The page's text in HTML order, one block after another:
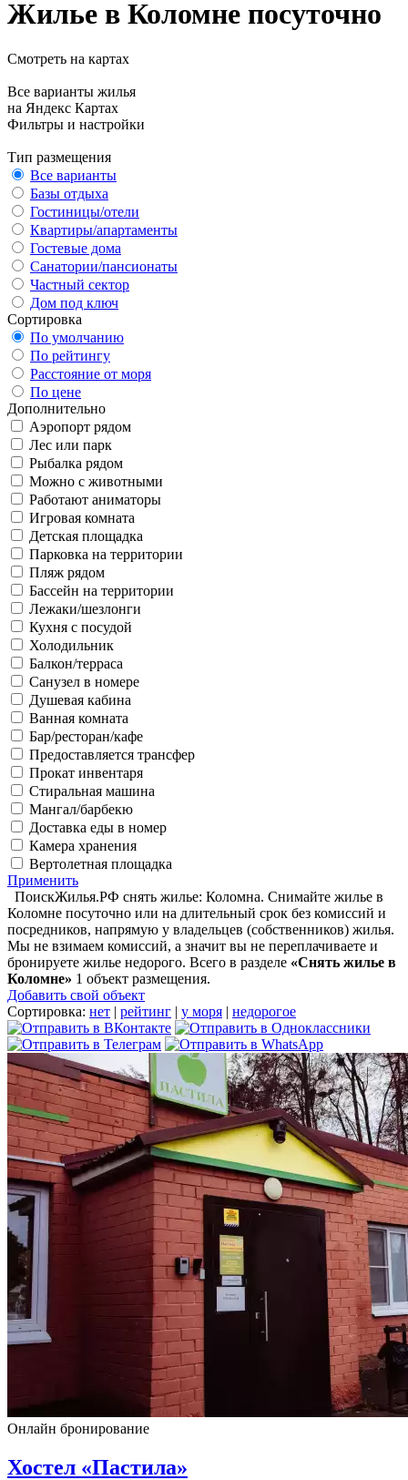
Жилье в Коломне посуточно
Смотреть на картах
Все варианты жилья
на Яндекс Картах
Фильтры и настройки
Тип размещения
Все варианты
Базы отдыха
Гостиницы/отели
Квартиры/апартаменты
Гостевые дома
Санатории/пансионаты
Частный сектор
Дом под ключ
Сортировка
По умолчанию
По рейтингу
Расстояние от моря
По цене
Дополнительно
Аэропорт рядом
Лес или парк
Рыбалка рядом
Можно с животными
Работают аниматоры
Игровая комната
Детская площадка
Парковка на территории
Пляж рядом
Бассейн на территории
Лежаки/шезлонги
Кухня с посудой
Холодильник
Балкон/терраса
Санузел в номере
Душевая кабина
Ванная комната
Бар/ресторан/кафе
Предоставляется трансфер
Прокат инвентаря
Стиральная машина
Мангал/барбекю
Доставка еды в номер
Камера хранения
Вертолетная площадка
Применить
ПоискЖилья.РФ снять жилье: Коломна. Снимайте жилье в
Коломне посуточно или на длительный срок без комиссий и
посредников, напрямую у владельцев (собственников) жилья.
Мы не взимаем комиссий, а значит вы не переплачиваете и
бронируете жилье недорого. Всего в разделе «Снять жилье в
Коломне» 1 объект размещения.
Добавить свой объект
Сортировка: нет | рейтинг | у моря | недорогое
Онлайн бронирование
Хостел «Пастила»